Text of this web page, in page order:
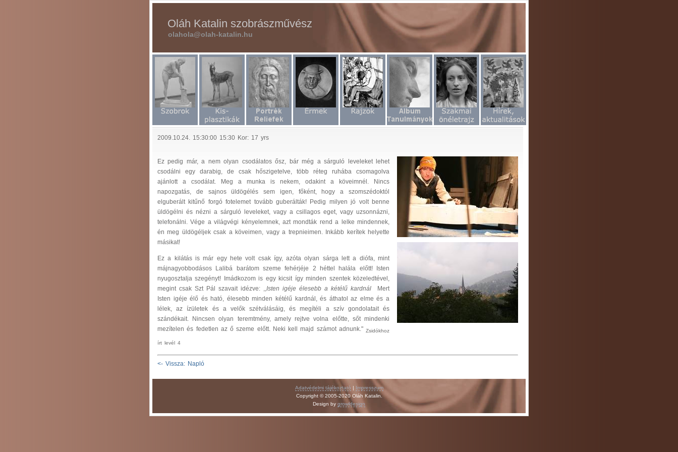
Oláh Katalin szobrászművész
olahola@olah-katalin.hu
2009.10.24. 15:30:00 15:30 Kor: 17 yrs
Ez pedig már, a nem olyan csodálatos ősz, bár még a sárguló leveleket lehet
csodálni egy darabig, de csak hőszigetelve, több réteg ruhába csomagolva
ajánlott a csodálat. Meg a munka is nekem, odakint a köveimnél. Nincs
napozgatás, de sajnos üldögélés sem igen, főként, hogy a szomszédoktól
elguberált kitűnő forgó fotelemet tovább guberálták! Pedig milyen jó volt benne
üldögélni és nézni a sárguló leveleket, vagy a csillagos eget, vagy uzsonnázni,
telefonálni. Vége a világvégi kényelemnek, azt mondták rend a lelke mindennek,
én meg üldögéljek csak a köveimen, vagy a trepnieimen. Inkább kerítek helyette
másikat!
Ez a kilátás is már egy hete volt csak így, azóta olyan sárga lett a diófa, mint
májnagyobbodásos Lalibá barátom szeme fehérjéje 2 héttel halála előtt! Isten
nyugosztalja szegényt! Imádkozom is egy kicsit így minden szentek közeledtével,
megint csak Szt Pál szavait idézve: ,,Isten igéje élesebb a kétélű kardnál Mert
Isten igéje élő és ható, élesebb minden kétélű kardnál, és áthatol az elme és a
lélek, az ízületek és a velők szétválásáig, és megítéli a szív gondolatait és
szándékait. Nincsen olyan teremtmény, amely rejtve volna előtte, sőt mindenki
mezítelen és fedetlen az ő szeme előtt. Neki kell majd számot adnunk." Zsidókhoz
írt levél 4
<- Vissza: Napló
Adatvédelmi tájékoztató | Impresszum
Copyright © 2005-2020 Oláh Katalin.
Design by growldesign